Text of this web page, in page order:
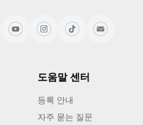
도움말 센터
등록 안내
자주 묻는 질문